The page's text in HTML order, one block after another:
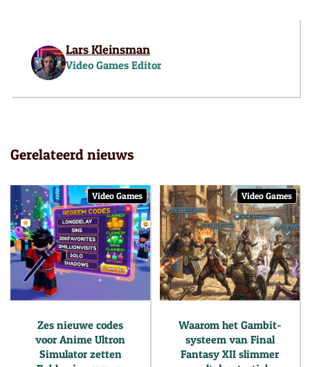
Lars Kleinsman
Video Games Editor
Gerelateerd nieuws
Video Games
Zes nieuwe codes
voor Anime Ultron
Simulator zetten
Video Games
Waarom het Gambit-
systeem van Final
Fantasy XII slimmer